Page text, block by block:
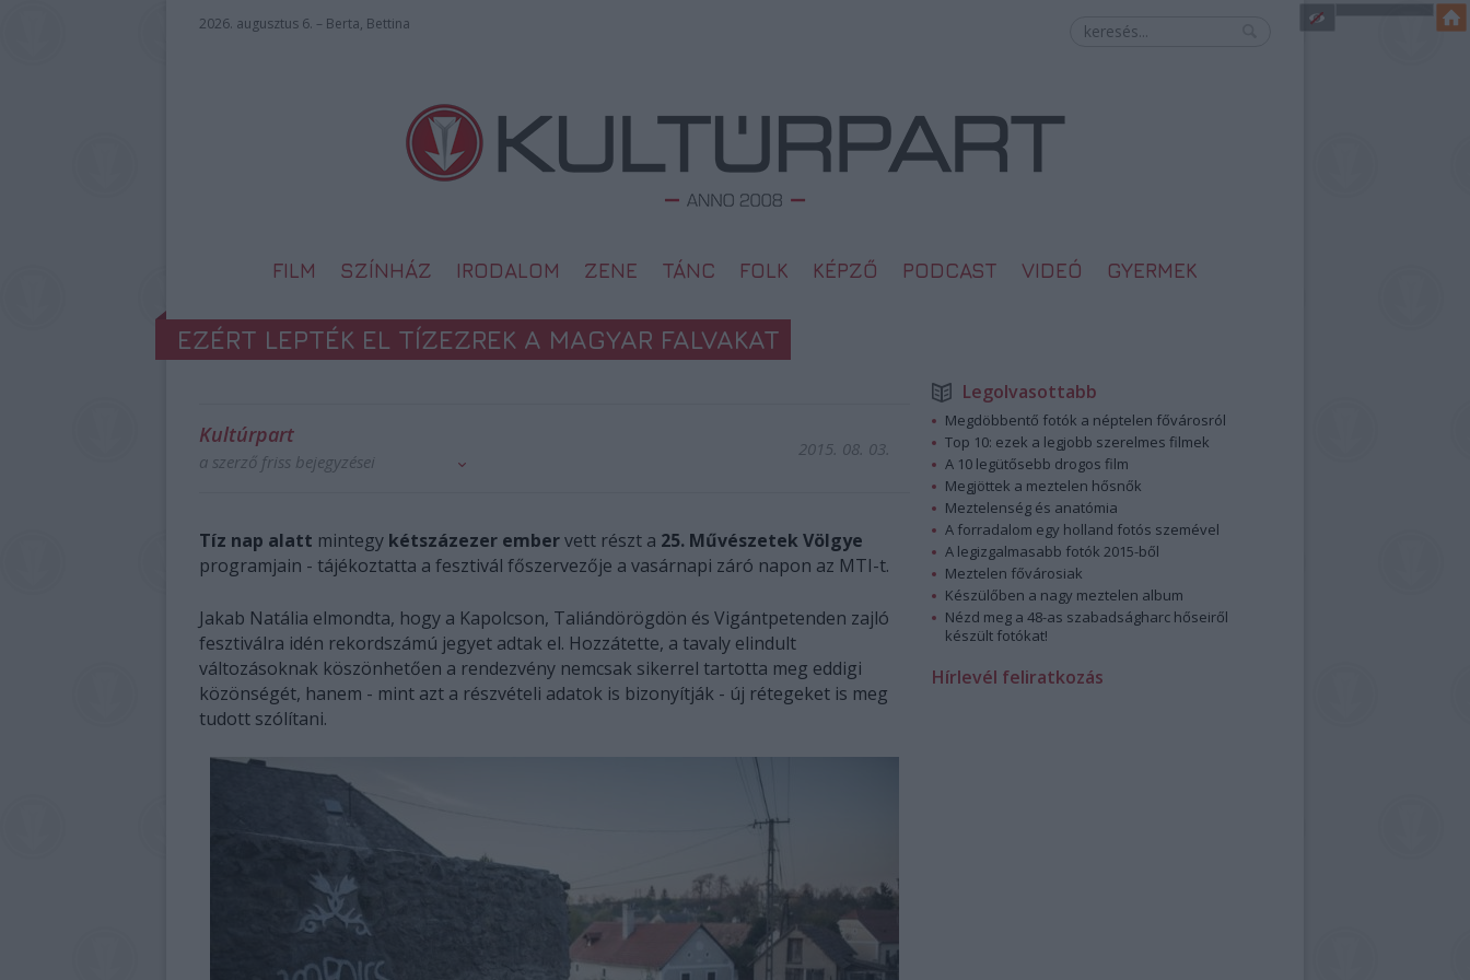
2026. augusztus 6. – Berta, Bettina
FILM SZÍNHÁZ IRODALOM ZENE TÁNC FOLK KÉPZŐ PODCAST VIDEÓ GYERMEK
EZÉRT LEPTÉK EL TÍZEZREK A MAGYAR FALVAKAT
Kultúrpart
a szerző friss bejegyzései
2015. 08. 03.
Tíz nap alatt mintegy kétszázezer embervett részt a 25. Művészetek Völgye
programjain - tájékoztatta a fesztivál főszervezője a vasárnapi záró napon az MTI-t.
Jakab Natália elmondta, hogy a Kapolcson, Taliándörögdön és Vigántpetenden zajló
fesztiválra idén rekordszámú jegyet adtak el. Hozzátette, a tavaly elindult
változásoknak köszönhetően a rendezvény nemcsak sikerrel tartotta meg eddigi
közönségét, hanem - mint azt a részvételi adatok is bizonyítják - új rétegeket is meg
tudott szólítani.
Legolvasottabb
Megdöbbentő fotók a néptelen fővárosról
Top 10: ezek a legjobb szerelmes filmek
A 10 legütősebb drogos film
Megjöttek a meztelen hősnők
Meztelenség és anatómia
A forradalom egy holland fotós szemével
A legizgalmasabb fotók 2015-ből
Meztelen fővárosiak
Készülőben a nagy meztelen album
Nézd meg a 48-as szabadságharc hőseiről
készült fotókat!
Hírlevél feliratkozás